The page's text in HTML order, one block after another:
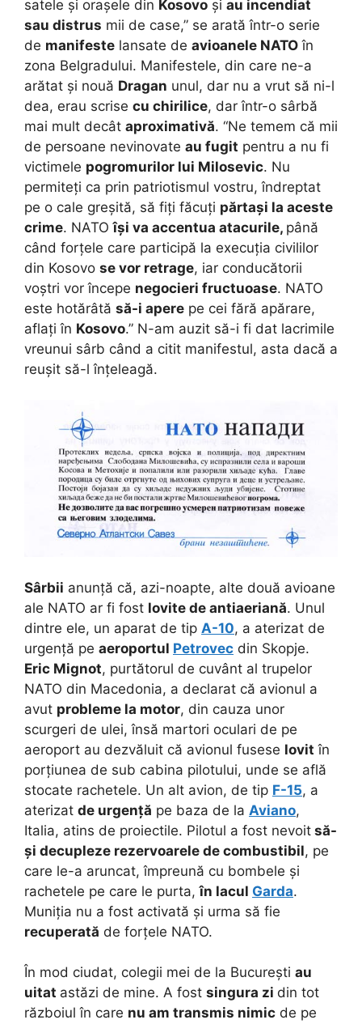
satele și orașele din Kosovo și au incendiat
sau distrus mii de case,” se arată într-o serie
de manifeste lansate de avioanele NATO în
zona Belgradului. Manifestele, din care ne-a
arătat și nouă Dragan unul, dar nu a vrut să ni-l
dea, erau scrise cu chirilice, dar într-o sârbă
mai mult decât aproximativă. “Ne temem că mii
de persoane nevinovate au fugit pentru a nu fi
victimele pogromurilor lui Milosevic. Nu
permiteți ca prin patriotismul vostru, îndreptat
pe o cale greșită, să fiți făcuți părtași la aceste
crime. NATOîși va accentua atacurile, până
când forțele care participă la execuția civililor
din Kosovo se vor retrage, iar conducătorii
voștri vor începe negocieri fructuoase. NATO
este hotărâtă să-i apere pe cei fără apărare,
aflați în Kosovo.” N-am auzit să-i fi dat lacrimile
vreunui sârb când a citit manifestul, asta dacă a
reușit să-l înțeleagă.
Sârbii anunță că, azi-noapte, alte două avioane
ale NATO ar fi fost lovite de antiaeriană. Unul
dintre ele, un aparat de tip A-10, a aterizat de
urgență pe aeroportul Petrovec din Skopje.
Eric Mignot, purtătorul de cuvânt al trupelor
NATO din Macedonia, a declarat că avionul a
avut probleme la motor, din cauza unor
scurgeri de ulei, însă martori oculari de pe
aeroport au dezvăluit că avionul fusese lovit în
porțiunea de sub cabina pilotului, unde se află
stocate rachetele. Un alt avion, de tip F-15, a
aterizat de urgență pe baza de la Aviano,
Italia, atins de proiectile. Pilotul a fost nevoit să-
și decupleze rezervoarele de combustibil, pe
care le-a aruncat, împreună cu bombele și
rachetele pe care le purta,în lacul Garda.
Muniția nu a fost activată și urma să fie
recuperată de forțele NATO.
În mod ciudat, colegii mei de la București au
uitat astăzi de mine. A fost singura zi din tot
războiul în care nu am transmis nimic de pe